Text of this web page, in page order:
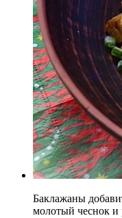
Баклажаны
молотый чеснок и